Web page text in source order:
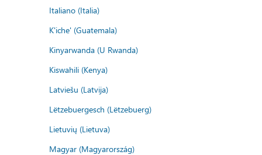
Italiano (Italia)
K'iche' (Guatemala)
Kinyarwanda (U Rwanda)
Kiswahili (Kenya)
Latviešu (Latvija)
Lëtzebuergesch (Lëtzebuerg)
Lietuvių (Lietuva)
Magyar (Magyarország)